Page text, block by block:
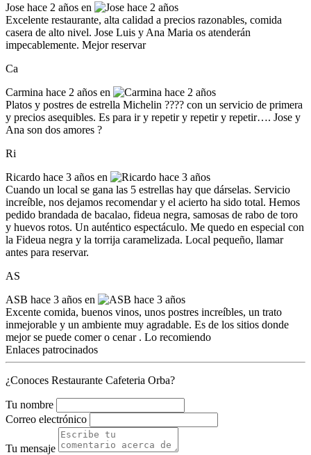
Jose hace 2 años en
Excelente restaurante, alta calidad a precios razonables, comida
casera de alto nivel. Jose Luis y Ana Maria os atenderán
impecablemente. Mejor reservar
Ca
Carmina hace 2 años en
Platos y postres de estrella Michelin ???? con un servicio de primera
y precios asequibles. Es para ir y repetir y repetir y repetir…. Jose y
Ana son dos amores ?
Ri
Ricardo hace 3 años en
Cuando un local se gana las 5 estrellas hay que dárselas. Servicio
increíble, nos dejamos recomendar y el acierto ha sido total. Hemos
pedido brandada de bacalao, fideua negra, samosas de rabo de toro
y huevos rotos. Un auténtico espectáculo. Me quedo en especial con
la Fideua negra y la torrija caramelizada. Local pequeño, llamar
antes para reservar.
AS
ASB hace 3 años en
Excente comida, buenos vinos, unos postres increíbles, un trato
inmejorable y un ambiente muy agradable. Es de los sitios donde
mejor se puede comer o cenar . Lo recomiendo
Enlaces patrocinados
¿Conoces Restaurante Cafeteria Orba?
Tu nombre
Correo electrónico
Tu mensaje